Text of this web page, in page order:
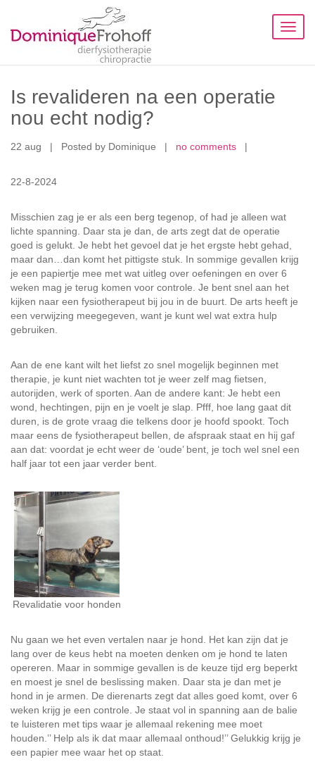
Is revalideren na een operatie
nou echt nodig?
22 aug | Posted by Dominique | no comments |
22-8-2024
Misschien zag je er als een berg tegenop, of had je alleen wat
lichte spanning. Daar sta je dan, de arts zegt dat de operatie
goed is gelukt. Je hebt het gevoel dat je het ergste hebt gehad,
maar dan…dan komt het pittigste stuk. In sommige gevallen krijg
je een papiertje mee met wat uitleg over oefeningen en over 6
weken mag je terug komen voor controle. Je bent snel aan het
kijken naar een fysiotherapeut bij jou in de buurt. De arts heeft je
een verwijzing meegegeven, want je kunt wel wat extra hulp
gebruiken.
Aan de ene kant wilt het liefst zo snel mogelijk beginnen met
therapie, je kunt niet wachten tot je weer zelf mag fietsen,
autorijden, werk of sporten. Aan de andere kant: Je hebt een
wond, hechtingen, pijn en je voelt je slap. Pfff, hoe lang gaat dit
duren, is de grote vraag die telkens door je hoofd spookt. Toch
maar eens de fysiotherapeut bellen, de afspraak staat en hij gaf
aan dat: voordat je echt weer de ‘oude’ bent, je toch wel snel een
half jaar tot een jaar verder bent.
Revalidatie voor honden
Nu gaan we het even vertalen naar je hond. Het kan zijn dat je
lang over de keus hebt na moeten denken om je hond te laten
opereren. Maar in sommige gevallen is de keuze tijd erg beperkt
en moest je snel de beslissing maken. Daar sta je dan met je
hond in je armen. De dierenarts zegt dat alles goed komt, over 6
weken krijg je een controle. Je staat vol in spanning aan de balie
te luisteren met tips waar je allemaal rekening mee moet
houden.’’ Help als ik dat maar allemaal onthoud!’’ Gelukkig krijg je
een papier mee waar het op staat.